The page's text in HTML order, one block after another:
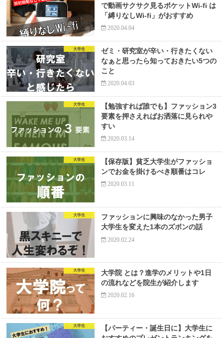
で動画サクサク見るポケットWi-fi は
「縛りなしWi-fi」がおすすめ
2020.04.04
大学生
ゼミ・研究室が辛い・行きたくない
なぁと思ったら知っておきたい5つの
こと
2020.04.03
大学生
【勉強すれば誰でも】ファッション3
要素を押さえればお洒落に見られや
すい
2020.03.14
大学生
【保存版】貧乏大学生がファッショ
ンでお金を掛けるべき順番はコレ
2020.03.11
大学生
ファッションに興味のなかった男子
大学生を変えた1本のズボンの話
2020.02.24
大学生
大学院 とは？進学のメリットや1日
の流れなどを院生が紹介します
2020.02.16
大学生
【パーティー・誕生日に】大学生に